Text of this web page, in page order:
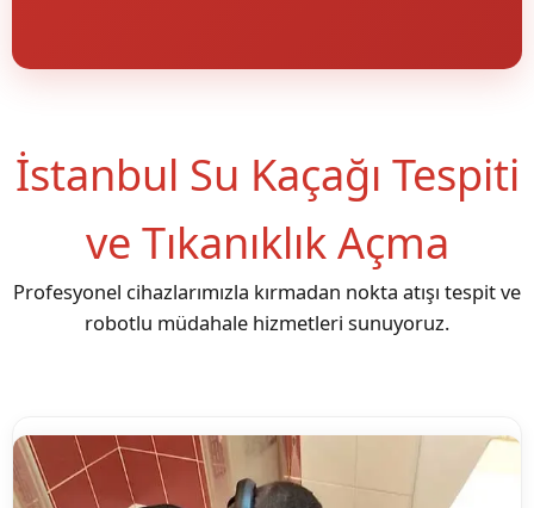
İstanbul Su Kaçağı Tespiti
ve Tıkanıklık Açma
Profesyonel cihazlarımızla kırmadan nokta atışı tespit ve
robotlu müdahale hizmetleri sunuyoruz.